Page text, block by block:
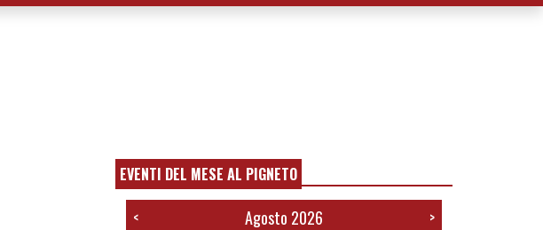
EVENTI DEL MESE AL PIGNETO
< Agosto 2026 >